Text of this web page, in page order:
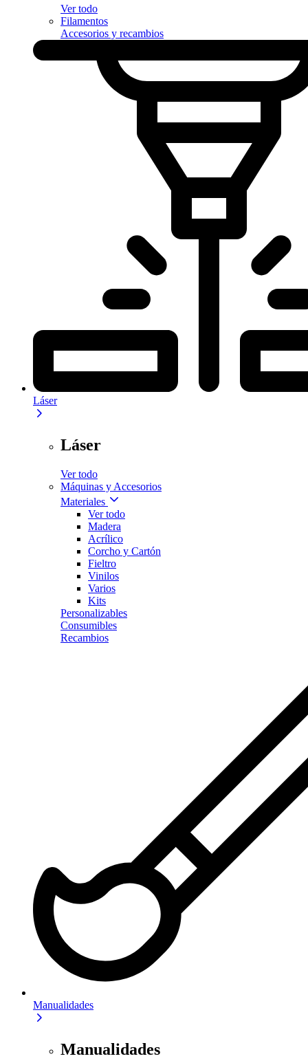
Ver todo
Filamentos
Accesorios y recambios
Láser
Láser
Ver todo
Máquinas y Accesorios
Materiales
Ver todo
Madera
Acrílico
Corcho y Cartón
Fieltro
Vinilos
Varios
Kits
Personalizables
Consumibles
Recambios
Manualidades
Manualidades